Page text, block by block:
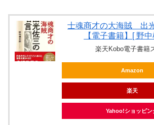
士魂商才の大海賊 出
【電子書籍】[ 野
楽天Kobo電子書籍
Amazon
楽天
Yahoo!ショッピン